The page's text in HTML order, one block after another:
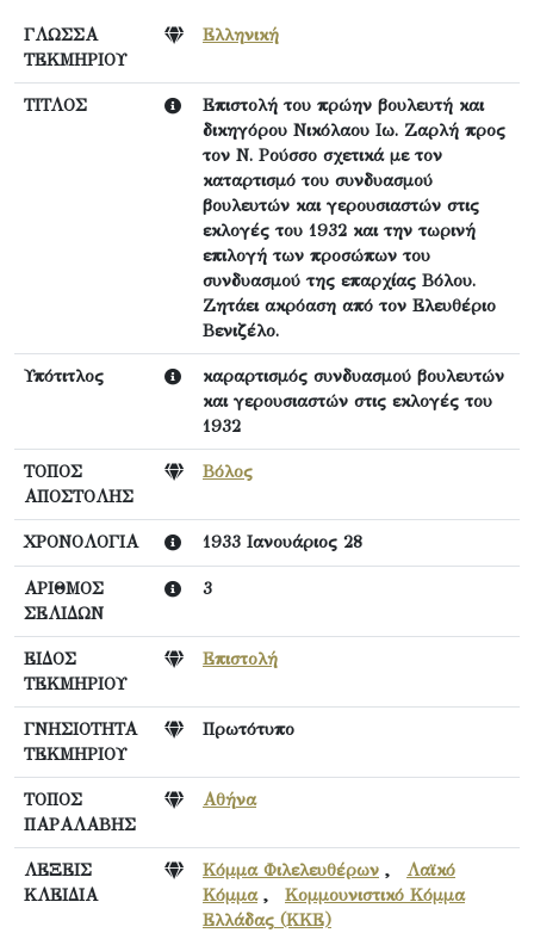
ΓΛΩΣΣΑ
ΤΕΚΜΗΡΙΟΥ
Ελληνική
ΤΙΤΛΟΣ
Επιστολή του πρώην βουλευτή και
δικηγόρου Νικόλαου Ιω. Ζαρλή προς
τον Ν. Ρούσσο σχετικά με τον
καταρτισμό του συνδυασμού
βουλευτών και γερουσιαστών στις
εκλογές του 1932 και την τωρινή
επιλογή των προσώπων του
συνδυασμού της επαρχίας Βόλου.
Ζητάει ακρόαση από τον Ελευθέριο
Βενιζέλο.
Υπότιτλος
καραρτισμός συνδυασμού βουλευτών
και γερουσιαστών στις εκλογές του
1932
ΤΟΠΟΣ
ΑΠΟΣΤΟΛΗΣ
Βόλος
ΧΡΟΝΟΛΟΓΙΑ 1933 Ιανουάριος 28
ΑΡΙΘΜΟΣ
ΣΕΛΙΔΩΝ
3
ΕΙΔΟΣ
ΤΕΚΜΗΡΙΟΥ
Επιστολή
ΓΝΗΣΙΟΤΗΤΑ
ΤΕΚΜΗΡΙΟΥ
Πρωτότυπο
ΤΟΠΟΣ
ΠΑΡΑΛΑΒΗΣ
Αθήνα
ΛΕΞΕΙΣ
ΚΛΕΙΔΙΑ
Κόμμα Φιλελευθέρων , Λαϊκό
Κόμμα, Κομμουνιστικό Κόμμα
Ελλάδας (ΚΚΕ)